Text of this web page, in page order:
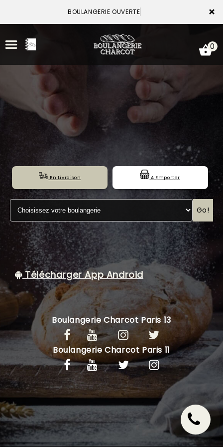
×
BOULANGERIE OUVERTE
ACCUEIL
NOTRE BOULANGERIE
VOS AVIS
MENTIONS LÉGALES
C.G.V
0
En Livraison A Emporter
Go!
Télécharger App Android
Boulangerie Charcot Paris 13
Boulangerie Charcot Paris 11